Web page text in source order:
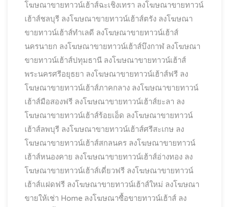
โฆษณาขายทาวน์เฮ้าส์ฉะเชิงเทรา ลงโฆษณาขายทาวน์
เฮ้าส์ชลบุรี ลงโฆษณาขายทาวน์เฮ้าส์ตรัง ลงโฆษณา
ขายทาวน์เฮ้าส์ทำเลดี ลงโฆษณาขายทาวน์เฮ้าส์
นครนายก ลงโฆษณาขายทาวน์เฮ้าส์บึงกาฬ ลงโฆษณา
ขายทาวน์เฮ้าส์ปทุมธานี ลงโฆษณาขายทาวน์เฮ้าส์
พระนครศรีอยุธยา ลงโฆษณาขายทาวน์เฮ้าส์ฟรี ลง
โฆษณาขายทาวน์เฮ้าส์ภาคกลาง ลงโฆษณาขายทาวน์
เฮ้าส์มือสองฟรี ลงโฆษณาขายทาวน์เฮ้าส์ยะลา ลง
โฆษณาขายทาวน์เฮ้าส์ร้อยเอ็ด ลงโฆษณาขายทาวน์
เฮ้าส์ลพบุรี ลงโฆษณาขายทาวน์เฮ้าส์ศรีสะเกษ ลง
โฆษณาขายทาวน์เฮ้าส์สกลนคร ลงโฆษณาขายทาวน์
เฮ้าส์หนองคาย ลงโฆษณาขายทาวน์เฮ้าส์อ่างทอง ลง
โฆษณาขายทาวน์เฮ้าส์เดี่ยวฟรี ลงโฆษณาขายทาวน์
เฮ้าส์แฝดฟรี ลงโฆษณาขายทาวน์เฮ้าส์ใหม่ ลงโฆษณา
ขายให้เช่า Home ลงโฆษณาซื้อขายทาวน์เฮ้าส์ ลง